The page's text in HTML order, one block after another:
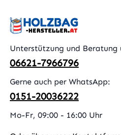
Unterstützung und Beratung
06621-7966796
Gerne auch per WhatsApp:
0151-20036222
Mo-Fr, 09:00 - 16:00 Uhr